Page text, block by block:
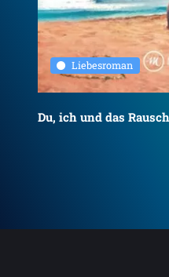
Liebesroman
Du, ich und das